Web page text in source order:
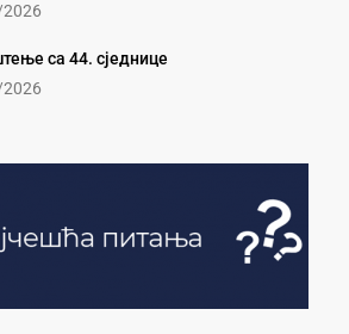
са 44. сједнице